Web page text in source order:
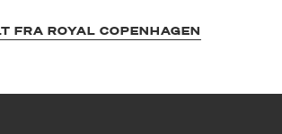
FRA ROYAL COPENHAGEN